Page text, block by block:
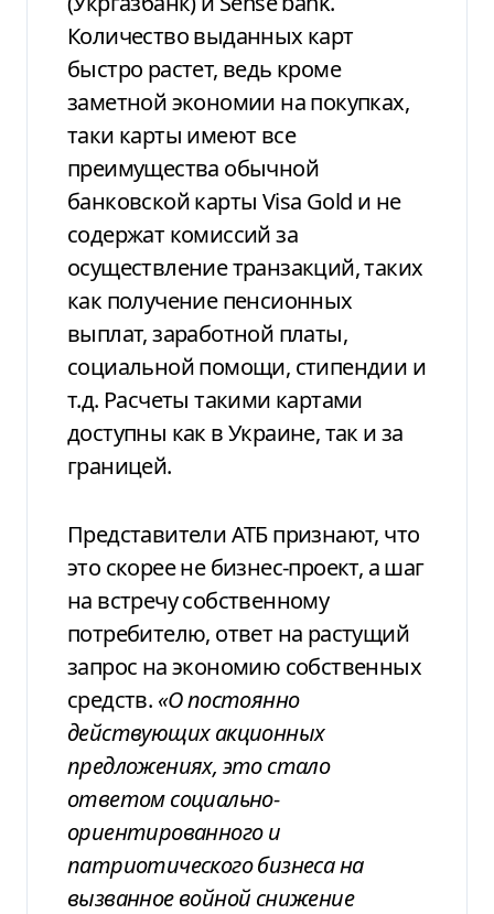
Количество выданных карт
быстро растет, ведь кроме
заметной экономии на покупках,
таки карты имеют все
преимущества обычной
банковской карты Visa Gold и не
содержат комиссий за
осуществлениетранзакций, таких
как получение пенсионных
выплат, заработной платы,
социальнойпомощи, стипендии и
т.д. Расчеты такими картами
доступны как в Украине,так и за
границей.
Представители АТБ признают, что
это скорее не бизнес-проект, а шаг
на встречу собственному
потребителю, ответ на растущий
запрос на экономию собственных
средств. «О постоянно
действующих акционных
предложениях, это стало
ответом социально-
ориентированного и
патриотического бизнеса на
вызванное войной снижение